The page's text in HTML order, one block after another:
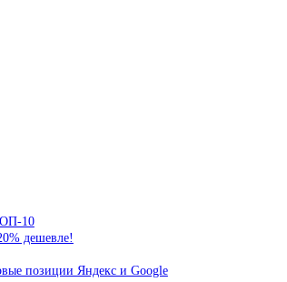
10
дешевле!
позиции Яндекс и Google